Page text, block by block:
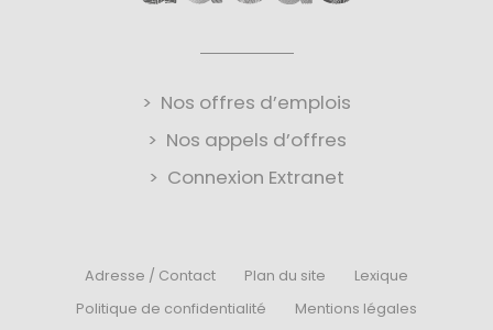
Nos offres d’emplois
Nos appels d’offres
Connexion Extranet
Adresse / Contact Plan du site
Lexique
Politique de confidentialité
Mentions légales